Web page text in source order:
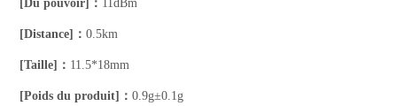
[Du pouvoir]： 11dBm
[Distance]：0.5km
[Taille]： 11.5*18mm
[Poids du produit]：0.9g±0.1g